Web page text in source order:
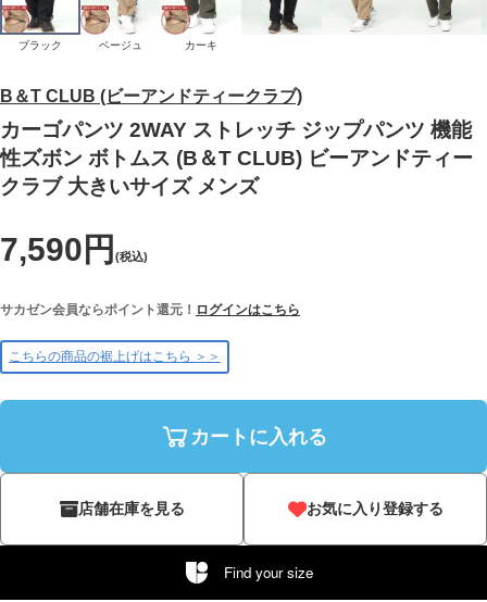
B＆T CLUB (ビーアンドティークラブ)
カーゴパンツ 2WAY ストレッチ ジップパンツ 機能
性ズボン ボトムス (B＆T CLUB) ビーアンドティー
クラブ 大きいサイズ メンズ
7,590円 (税込)
サカゼン会員ならポイント還元！ ログインはこちら
こちらの商品の裾上げはこちら ＞＞
カートに入れる
店舗在庫を見る お気に入り登録する
Find your size
ブラック ベージュ カーキ